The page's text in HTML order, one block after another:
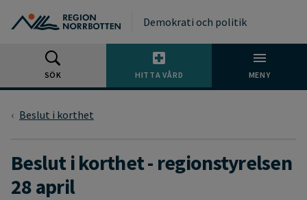
Demokrati och politik
SÖK HITTA VÅRD MENY
Beslut i korthet
Beslut i korthet - regionstyrelsen
28 april